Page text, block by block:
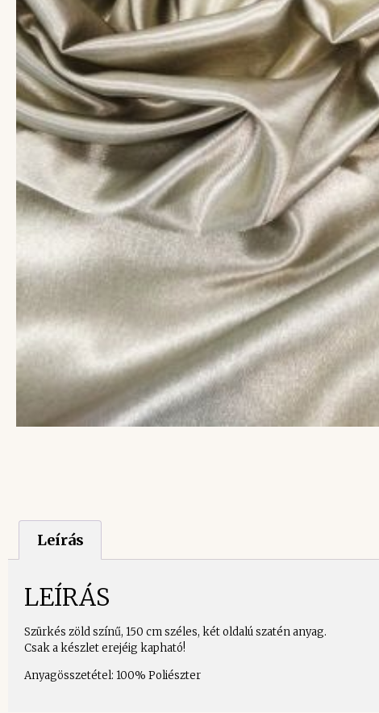
Leírás
LEÍRÁS
Szürkés zöld színű, 150 cm széles, két oldalú szatén anyag.
Csak a készlet erejéig kapható!
Anyagösszetétel: 100% Poliészter